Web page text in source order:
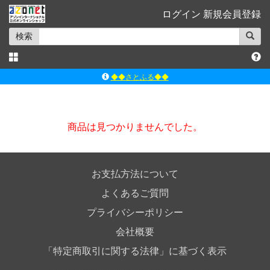
ログイン 新規会員登録
検索
◆◆さとふる◆◆
ｱｿﾞﾝｵﾝﾗｲﾝｼｮｯﾌﾟX
商品は見つかりませんでした。
お支払方法について
よくあるご質問
プライバシーポリシー
会社概要
「特定商取引に関する法律」に基づく表示